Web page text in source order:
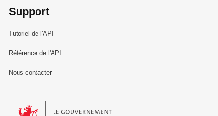
Support
Tutoriel de l'API
Référence de l'API
Nous contacter
Le Gouvernement du Grand-Duché de Luxembourg - Service